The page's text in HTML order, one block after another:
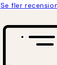
Se fler